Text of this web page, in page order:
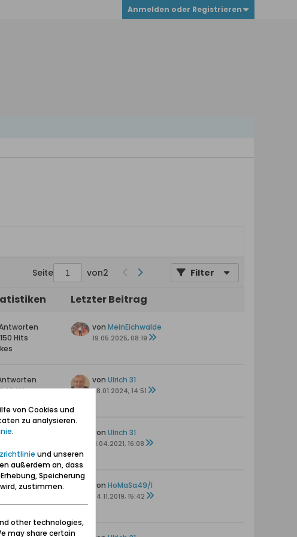
Anmelden oder Registrieren
Seite von2 Filter
Letzter Beitrag
Hits
von MeinEichwalde
19.05.2025, 08:19
Hits
von Ulrich 31
08.01.2024, 14:51
von Ulrich 31
11.04.2021, 16:08
von HoMaSa49/I
04.11.2019, 15:42
von Cookies und
zu analysieren.
.
und unseren
außerdem an, dass
Speicherung
zustimmen.
other technologies,
may share certain